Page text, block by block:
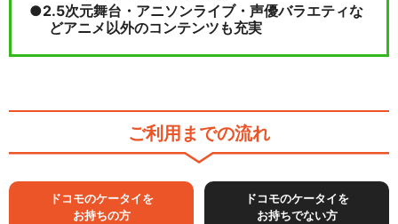
2.5次元舞台・アニソンライブ・声優バラエティな
どアニメ以外のコンテンツも充実
ご利用までの流れ
ドコモのケータイを
お持ちの方
ドコモのケータイを
お持ちでない方